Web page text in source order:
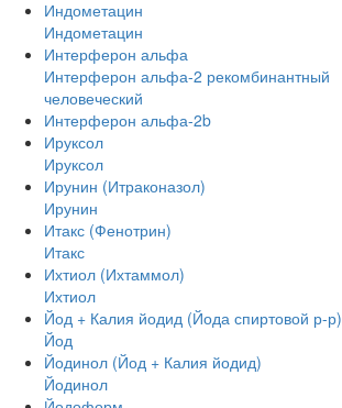
Индометацин
Индометацин
Интерферон альфа
Интерферон альфа-2 рекомбинантный
человеческий
Интерферон альфа-2b
Ируксол
Ируксол
Ирунин (Итраконазол)
Ирунин
Итакс (Фенотрин)
Итакс
Ихтиол (Ихтаммол)
Ихтиол
Йод + Калия йодид (Йода спиртовой р-р)
Йод
Йодинол (Йод + Калия йодид)
Йодинол